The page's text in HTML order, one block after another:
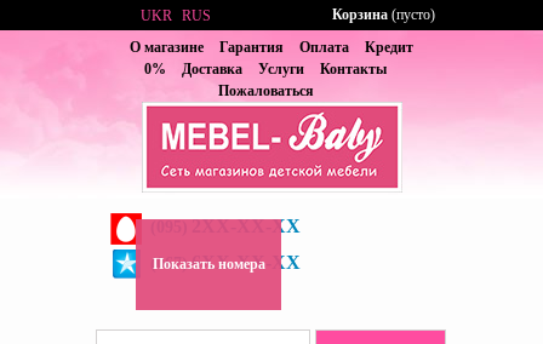
О магазине Гарантия Оплата
Кредит
0%
Доставка Услуги
Контакты
Пожаловаться
2XX-XX-XX
(067) 6XX-XX-XX
Показать номера
UKR RUS Корзина (пусто)